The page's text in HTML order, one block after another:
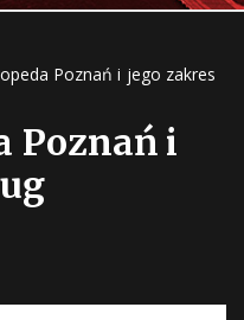
Poznań i jego zakres
Poznań i